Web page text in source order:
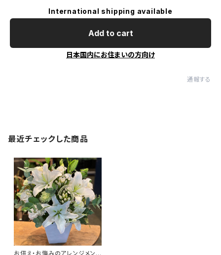
International shipping available
Add to cart
日本国内にお住まいの方向け
通報する
最近チェックした商品
お供え・お悔みのアレンジメン